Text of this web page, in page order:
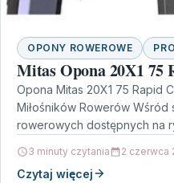
OPONY ROWEROWE
Mitas Opona 20X1 75
Opona Mitas 20X1 75 Rapid
Miłośników Rowerów
rowerowych dostępnych na
3 minuty czytania 2 czerwca
Czytaj więcej